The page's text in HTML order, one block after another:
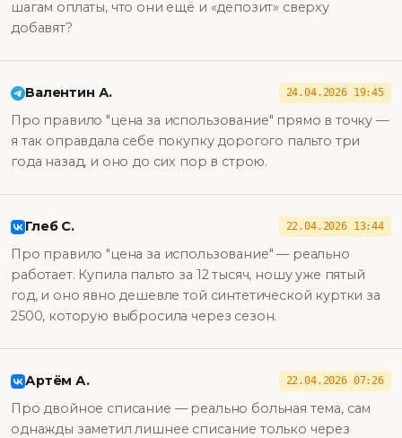
шагам оплаты, что они ещё и «депозит» сверху
добавят?
Валентин А. 24.04.2026 19:45
Про правило "цена за использование" прямо в точку —
я так оправдала себе покупку дорогого пальто три
года назад, и оно до сих пор в строю.
Глеб С. 22.04.2026 13:44
Про правило "цена за использование" — реально
работает. Купила пальто за 12 тысяч, ношу уже пятый
год, и оно явно дешевле той синтетической куртки за
2500, которую выбросила через сезон.
Артём А. 22.04.2026 07:26
Про двойное списание — реально больная тема, сам
однажды заметил лишнее списание только через